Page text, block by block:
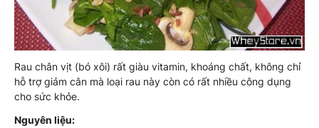
Rau chân vịt (bó xôi) rất giàu vitamin, khoáng chất, không chỉ
hỗ trợ giảm cân mà loại rau này còn có rất nhiều công dụng
cho sức khỏe.
Nguyên liệu: